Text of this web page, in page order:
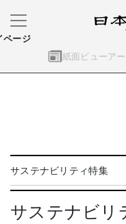
紙面ビューアー
ページ
サステナビリティ特集
サステナビ